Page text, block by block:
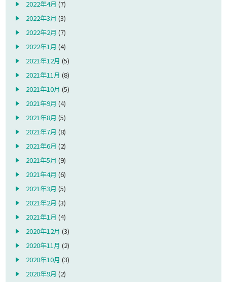
2022年4月 (7)
2022年3月 (3)
2022年2月 (7)
2022年1月 (4)
2021年12月 (5)
2021年11月 (8)
2021年10月 (5)
2021年9月 (4)
2021年8月 (5)
2021年7月 (8)
2021年6月 (2)
2021年5月 (9)
2021年4月 (6)
2021年3月 (5)
2021年2月 (3)
2021年1月 (4)
2020年12月 (3)
2020年11月 (2)
2020年10月 (3)
2020年9月 (2)